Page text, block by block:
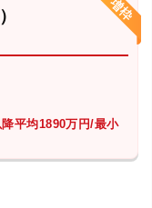
平均1890万円/最小